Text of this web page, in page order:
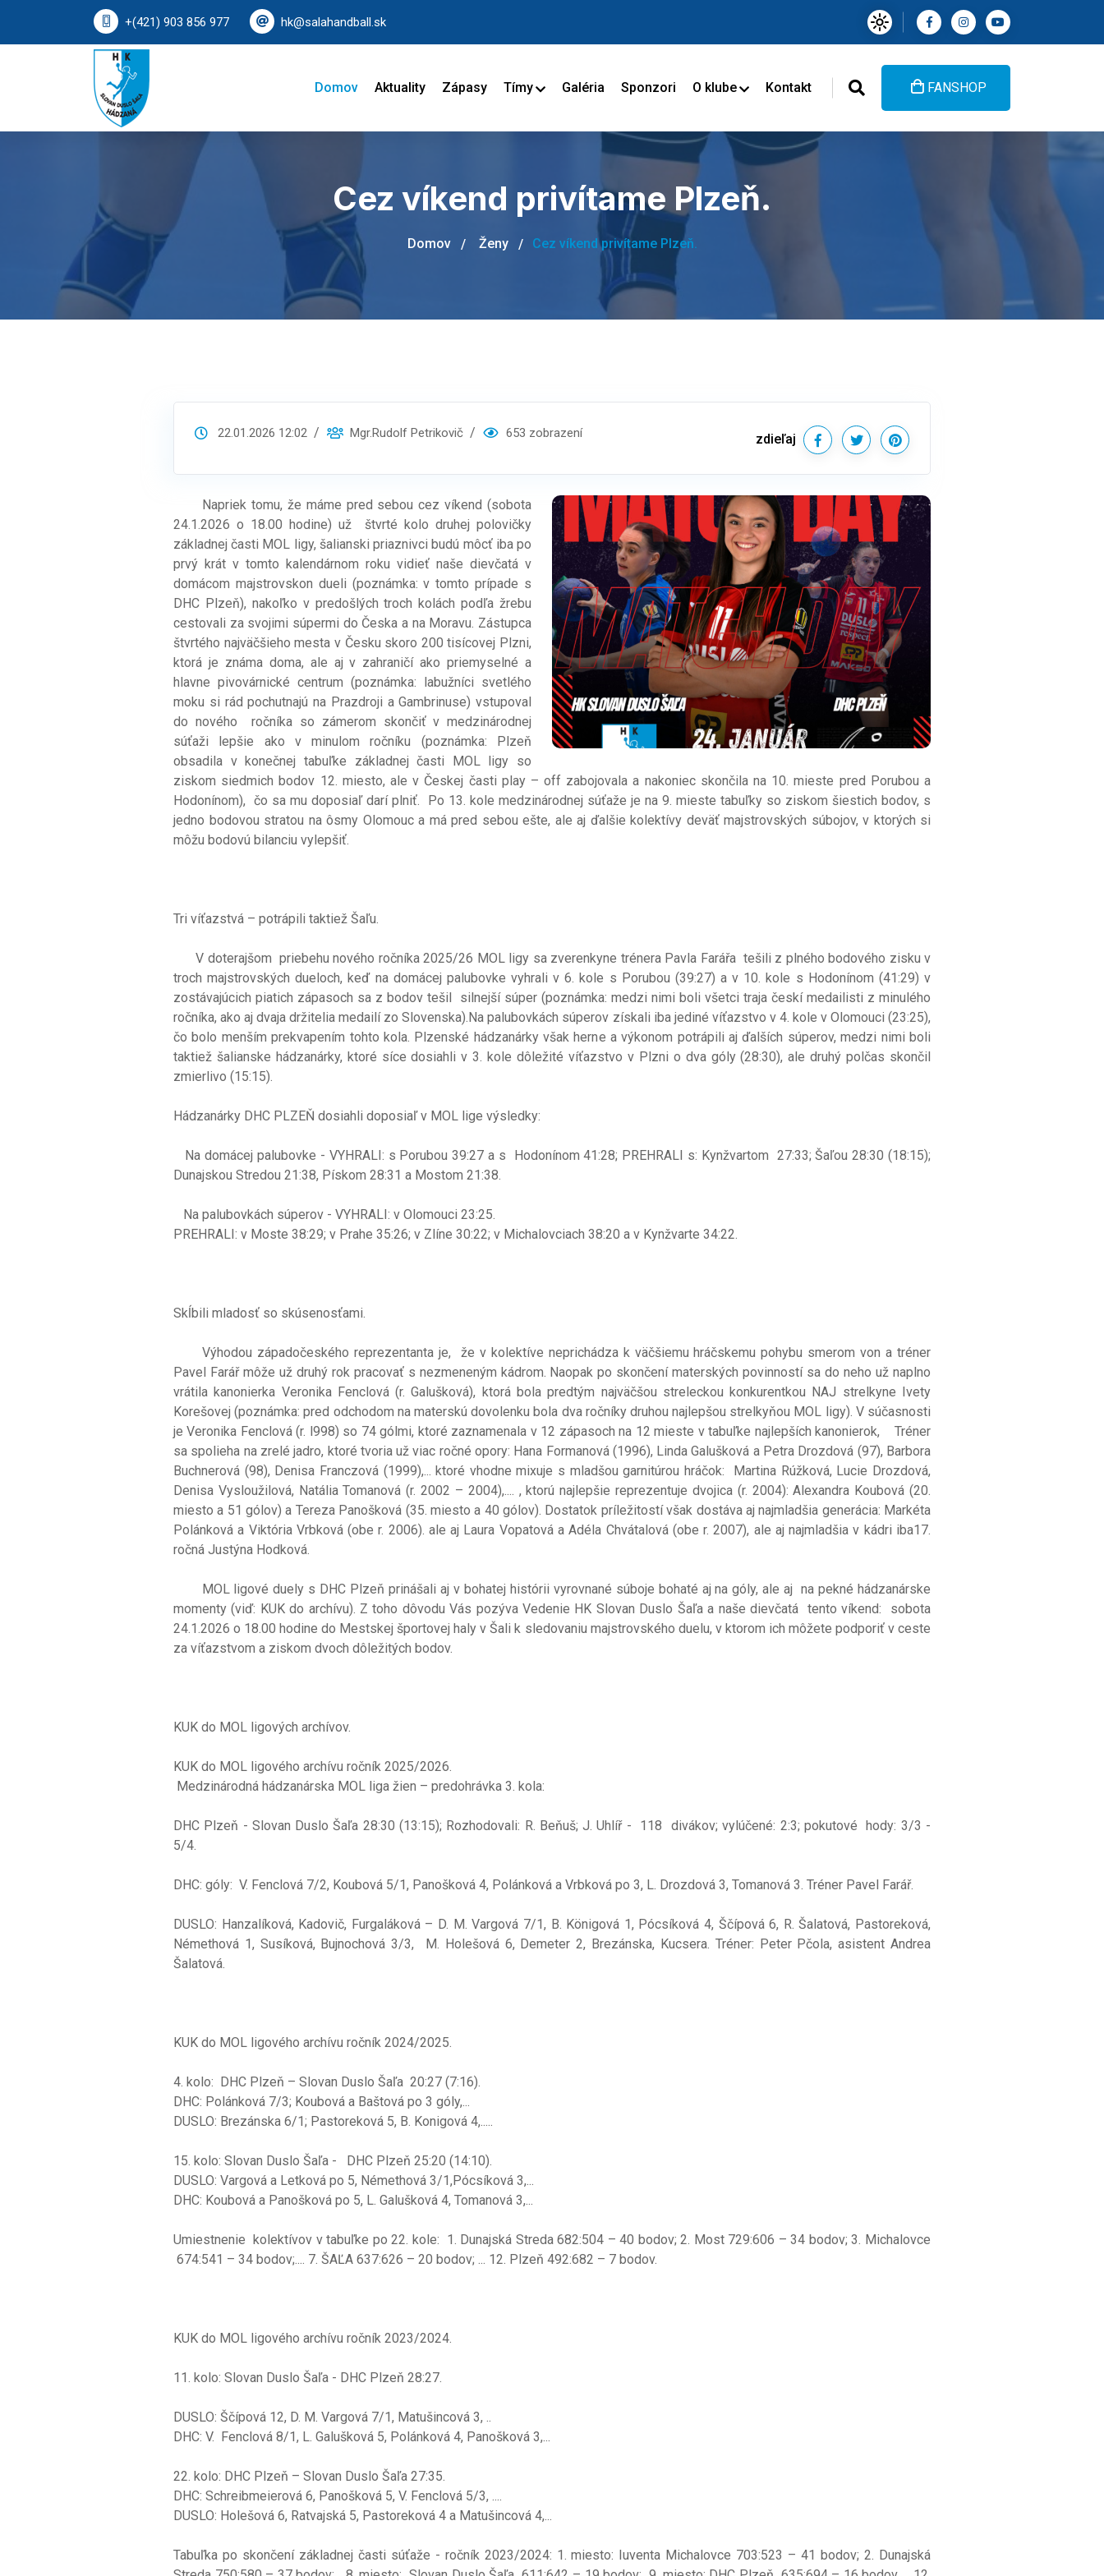
+(421) 903 856 977 hk@salahandball.sk
Domov Aktuality Zápasy Tímy Galéria Sponzori O klube Kontakt FANSHOP
Cez víkend privítame Plzeň.
Domov Ženy Cez víkend privítame Plzeň.
22.01.2026 12:02 Mgr.Rudolf Petrikovič 653 zobrazení zdieľaj
Napriek tomu, že máme pred sebou cez víkend (sobota
24.1.2026 o 18.00 hodine) už štvrté kolo druhej polovičky
základnej časti MOL ligy, šalianski priaznivci budú môcť iba po
prvý krát v tomto kalendárnom roku vidieť naše dievčatá v
domácom majstrovskon dueli (poznámka: v tomto prípade s
DHC Plzeň), nakoľko v predošlých troch kolách podľa žrebu
cestovali za svojimi súpermi do Česka a na Moravu. Zástupca
štvrtého najväčšieho mesta v Česku skoro 200 tisícovej Plzni,
ktorá je známa doma, ale aj v zahraničí ako priemyselné a
hlavne pivovárnické centrum (poznámka: labužníci svetlého
moku si rád pochutnajú na Prazdroji a Gambrinuse) vstupoval
do nového ročníka so zámerom skončiť v medzinárodnej
súťaži lepšie ako v minulom ročníku (poznámka: Plzeň
obsadila v konečnej tabuľke základnej časti MOL ligy so
ziskom siedmich bodov 12. miesto, ale v Českej časti play – off zabojovala a nakoniec skončila na 10. mieste pred Porubou a
Hodonínom), čo sa mu doposiaľ darí plniť. Po 13. kole medzinárodnej súťaže je na 9. mieste tabuľky so ziskom šiestich bodov, s
jedno bodovou stratou na ôsmy Olomouc a má pred sebou ešte, ale aj ďalšie kolektívy deväť majstrovských súbojov, v ktorých si
môžu bodovú bilanciu vylepšiť.
Tri víťazstvá – potrápili taktiež Šaľu.
V doterajšom priebehu nového ročníka 2025/26 MOL ligy sa zverenkyne trénera Pavla Farářa tešili z plného bodového zisku v
troch majstrovských dueloch, keď na domácej palubovke vyhrali v 6. kole s Porubou (39:27) a v 10. kole s Hodonínom (41:29) v
zostávajúcich piatich zápasoch sa z bodov tešil silnejší súper (poznámka: medzi nimi boli všetci traja českí medailisti z minulého
ročníka, ako aj dvaja držitelia medailí zo Slovenska).Na palubovkách súperov získali iba jediné víťazstvo v 4. kole v Olomouci (23:25),
čo bolo menším prekvapením tohto kola. Plzenské hádzanárky však herne a výkonom potrápili aj ďalších súperov, medzi nimi boli
taktiež šalianske hádzanárky, ktoré síce dosiahli v 3. kole dôležité víťazstvo v Plzni o dva góly (28:30), ale druhý polčas skončil
zmierlivo (15:15).
Hádzanárky DHC PLZEŇ dosiahli doposiaľ v MOL lige výsledky:
Na domácej palubovke - VYHRALI: s Porubou 39:27 a s Hodonínom 41:28; PREHRALI s: Kynžvartom 27:33; Šaľou 28:30 (18:15);
Dunajskou Stredou 21:38, Pískom 28:31 a Mostom 21:38.
Na palubovkách súperov - VYHRALI: v Olomouci 23:25.
PREHRALI: v Moste 38:29; v Prahe 35:26; v Zlíne 30:22; v Michalovciach 38:20 a v Kynžvarte 34:22.
Skĺbili mladosť so skúsenosťami.
Výhodou západočeského reprezentanta je, že v kolektíve neprichádza k väčšiemu hráčskemu pohybu smerom von a tréner
Pavel Farář môže už druhý rok pracovať s nezmeneným kádrom. Naopak po skončení materských povinností sa do neho už naplno
vrátila kanonierka Veronika Fenclová (r. Galušková), ktorá bola predtým najväčšou streleckou konkurentkou NAJ strelkyne Ivety
Korešovej (poznámka: pred odchodom na materskú dovolenku bola dva ročníky druhou najlepšou strelkyňou MOL ligy). V súčasnosti
je Veronika Fenclová (r. l998) so 74 gólmi, ktoré zaznamenala v 12 zápasoch na 12 mieste v tabuľke najlepších kanonierok, Tréner
sa spolieha na zrelé jadro, ktoré tvoria už viac ročné opory: Hana Formanová (1996), Linda Galušková a Petra Drozdová (97), Barbora
Buchnerová (98), Denisa Franczová (1999),... ktoré vhodne mixuje s mladšou garnitúrou hráčok: Martina Rúžková, Lucie Drozdová,
Denisa Vysloužilová, Natália Tomanová (r. 2002 – 2004),.... , ktorú najlepšie reprezentuje dvojica (r. 2004): Alexandra Koubová (20.
miesto a 51 gólov) a Tereza Panošková (35. miesto a 40 gólov). Dostatok príležitostí však dostáva aj najmladšia generácia: Markéta
Polánková a Viktória Vrbková (obe r. 2006). ale aj Laura Vopatová a Adéla Chvátalová (obe r. 2007), ale aj najmladšia v kádri iba17.
ročná Justýna Hodková.
MOL ligové duely s DHC Plzeň prinášali aj v bohatej histórii vyrovnané súboje bohaté aj na góly, ale aj na pekné hádzanárske
momenty (viď: KUK do archívu). Z toho dôvodu Vás pozýva Vedenie HK Slovan Duslo Šaľa a naše dievčatá tento víkend: sobota
24.1.2026 o 18.00 hodine do Mestskej športovej haly v Šali k sledovaniu majstrovského duelu, v ktorom ich môžete podporiť v ceste
za víťazstvom a ziskom dvoch dôležitých bodov.
KUK do MOL ligových archívov.
KUK do MOL ligového archívu ročník 2025/2026.
Medzinárodná hádzanárska MOL liga žien – predohrávka 3. kola:
DHC Plzeň - Slovan Duslo Šaľa 28:30 (13:15); Rozhodovali: R. Beňuš; J. Uhlíř - 118 divákov; vylúčené: 2:3; pokutové hody: 3/3 -
5/4.
DHC: góly: V. Fenclová 7/2, Koubová 5/1, Panošková 4, Polánková a Vrbková po 3, L. Drozdová 3, Tomanová 3. Tréner Pavel Farář.
DUSLO: Hanzalíková, Kadovič, Furgaláková – D. M. Vargová 7/1, B. Königová 1, Pócsíková 4, Ščípová 6, R. Šalatová, Pastoreková,
Némethová 1, Susíková, Bujnochová 3/3, M. Holešová 6, Demeter 2, Brezánska, Kucsera. Tréner: Peter Pčola, asistent Andrea
Šalatová.
KUK do MOL ligového archívu ročník 2024/2025.
4. kolo: DHC Plzeň – Slovan Duslo Šaľa 20:27 (7:16).
DHC: Polánková 7/3; Koubová a Baštová po 3 góly,...
DUSLO: Brezánska 6/1; Pastoreková 5, B. Konigová 4,.....
15. kolo: Slovan Duslo Šaľa - DHC Plzeň 25:20 (14:10).
DUSLO: Vargová a Letková po 5, Némethová 3/1,Pócsíková 3,...
DHC: Koubová a Panošková po 5, L. Galušková 4, Tomanová 3,...
Umiestnenie kolektívov v tabuľke po 22. kole: 1. Dunajská Streda 682:504 – 40 bodov; 2. Most 729:606 – 34 bodov; 3. Michalovce
674:541 – 34 bodov;.... 7. ŠAĽA 637:626 – 20 bodov; ... 12. Plzeň 492:682 – 7 bodov.
KUK do MOL ligového archívu ročník 2023/2024.
11. kolo: Slovan Duslo Šaľa - DHC Plzeň 28:27.
DUSLO: Ščípová 12, D. M. Vargová 7/1, Matušincová 3, ..
DHC: V. Fenclová 8/1, L. Galušková 5, Polánková 4, Panošková 3,...
22. kolo: DHC Plzeň – Slovan Duslo Šaľa 27:35.
DHC: Schreibmeierová 6, Panošková 5, V. Fenclová 5/3, ....
DUSLO: Holešová 6, Ratvajská 5, Pastoreková 4 a Matušincová 4,...
Tabuľka po skončení základnej časti súťaže - ročník 2023/2024: 1. miesto: Iuventa Michalovce 703:523 – 41 bodov; 2. Dunajská